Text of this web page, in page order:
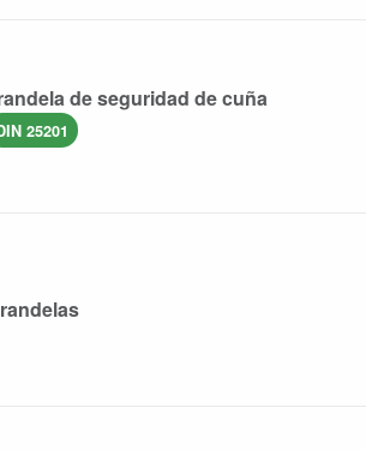
de seguridad de cuña
25201